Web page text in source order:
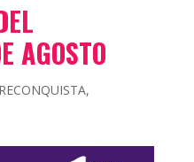
AGOSTO
,